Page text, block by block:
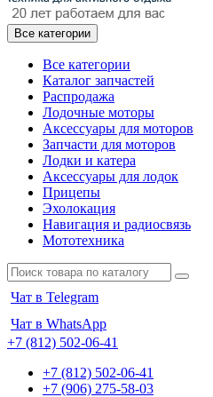
Все категории
Все категории
Каталог запчастей
Распродажа
Лодочные моторы
Аксессуары для моторов
Запчасти для моторов
Лодки и катера
Аксессуары для лодок
Прицепы
Эхолокация
Навигация и радиосвязь
Мототехника
Чат в Telegram
Чат в WhatsApp
+7 (812) 502-06-41
+7 (812) 502-06-41
+7 (906) 275-58-03